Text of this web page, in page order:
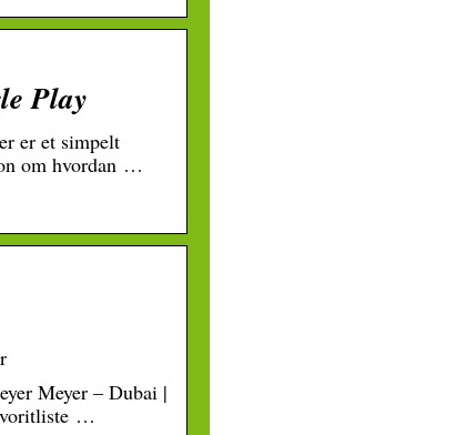
Play
er et simpelt
om hvordan …
Meyer – Dubai |
…